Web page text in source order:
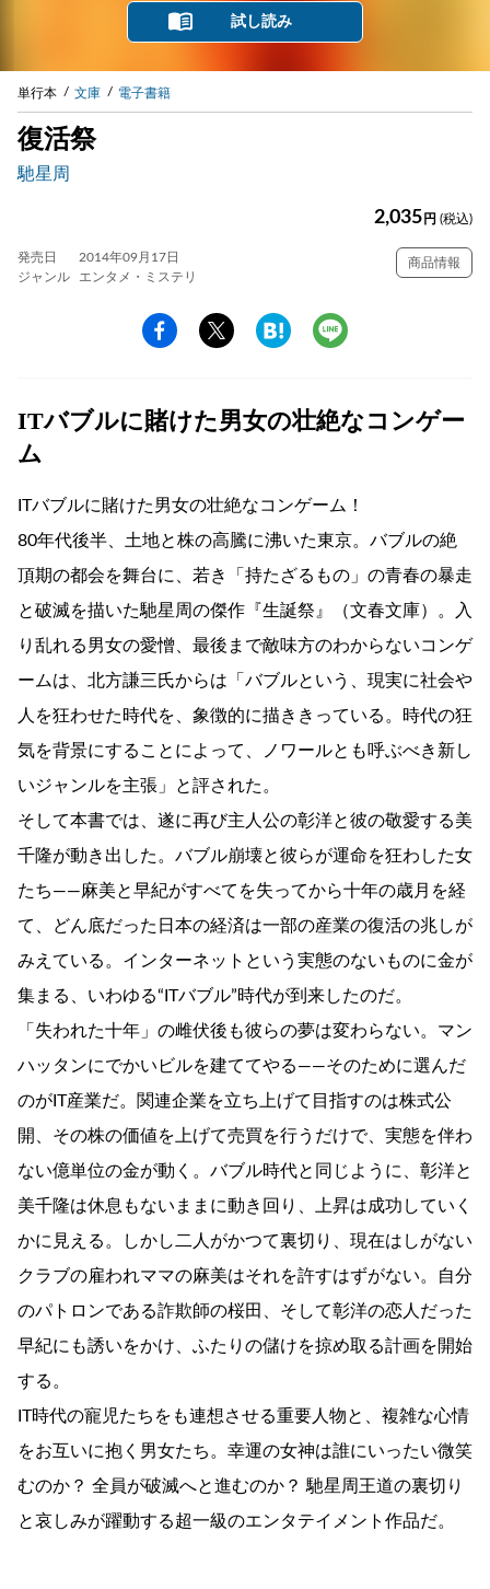
試し読み
単行本 文庫 電子書籍
復活祭
馳星周
2,035 円 (税込)
発売日
2014年09月17日
ジャンル
エンタメ・ミステリ
商品情報
ITバブルに賭けた男女の壮絶なコンゲー
ム
ITバブルに賭けた男女の壮絶なコンゲーム！
80年代後半、土地と株の高騰に沸いた東京。バブルの絶
頂期の都会を舞台に、若き「持たざるもの」の青春の暴走
と破滅を描いた馳星周の傑作『生誕祭』（文春文庫）。入
り乱れる男女の愛憎、最後まで敵味方のわからないコンゲ
ームは、北方謙三氏からは「バブルという、現実に社会や
人を狂わせた時代を、象徴的に描ききっている。時代の狂
気を背景にすることによって、ノワールとも呼ぶべき新し
いジャンルを主張」と評された。
そして本書では、遂に再び主人公の彰洋と彼の敬愛する美
千隆が動き出した。バブル崩壊と彼らが運命を狂わした女
たち――麻美と早紀がすべてを失ってから十年の歳月を経
て、どん底だった日本の経済は一部の産業の復活の兆しが
みえている。インターネットという実態のないものに金が
集まる、いわゆる“ITバブル”時代が到来したのだ。
「失われた十年」の雌伏後も彼らの夢は変わらない。マン
ハッタンにでかいビルを建ててやる――そのために選んだ
のがIT産業だ。関連企業を立ち上げて目指すのは株式公
開、その株の価値を上げて売買を行うだけで、実態を伴わ
ない億単位の金が動く。バブル時代と同じように、彰洋と
美千隆は休息もないままに動き回り、上昇は成功していく
かに見える。しかし二人がかつて裏切り、現在はしがない
クラブの雇われママの麻美はそれを許すはずがない。自分
のパトロンである詐欺師の桜田、そして彰洋の恋人だった
早紀にも誘いをかけ、ふたりの儲けを掠め取る計画を開始
する。
IT時代の寵児たちをも連想させる重要人物と、複雑な心情
をお互いに抱く男女たち。幸運の女神は誰にいったい微笑
むのか？ 全員が破滅へと進むのか？ 馳星周王道の裏切り
と哀しみが躍動する超一級のエンタテイメント作品だ。